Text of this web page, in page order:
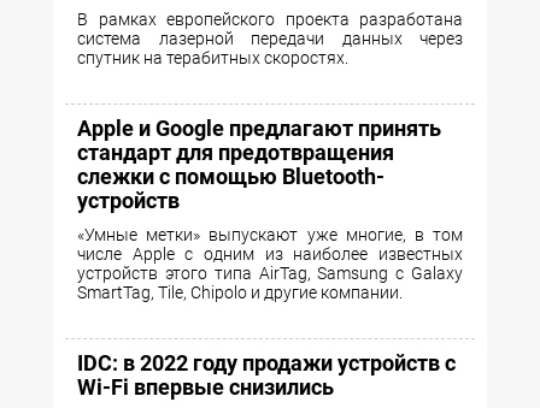
В рамках европейского проекта разработана
система лазерной передачи данных через
спутник на терабитных скоростях.
Apple и Google предлагают принять
стандарт для предотвращения
слежки с помощью Bluetooth-
устройств
«Умные метки» выпускают уже многие, в том
числе Apple с одним из наиболее известных
устройств этого типа AirTag, Samsung с Galaxy
SmartTag, Tile, Chipolo и другие компании.
IDC: в 2022 году продажи устройств с
Wi-Fi впервые снизились